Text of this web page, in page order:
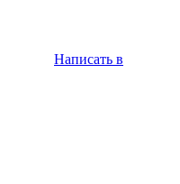
Написать в